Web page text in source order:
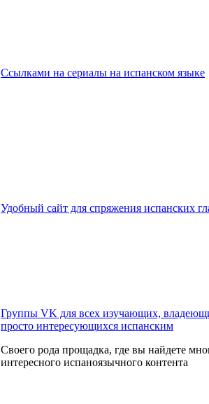
Ссылками на сериалы на испанском языке
Удобный сайт для спряжения испанских
Группы VK для всех изучающих,
просто интересующихся испанским
Своего рода прощадка, где вы найдете
интересного испаноязычного контента